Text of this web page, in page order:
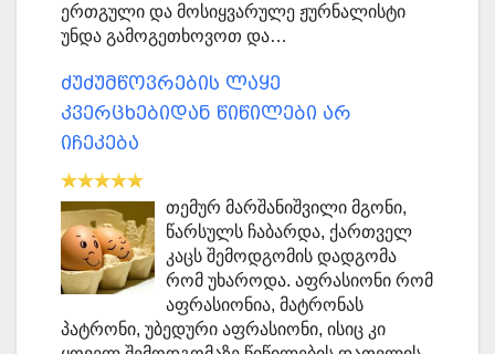
ერთგული და მოსიყვარულე ჟურნალისტი
უნდა გამოგეთხოვოთ და…
ძუძუმწოვრების ლაყე
კვერცხებიდან წიწილები არ
იჩეკება
თემურ მარშანიშვილი მგონი,
წარსულს ჩაბარდა, ქართველ
კაცს შემოდგომის დადგომა
რომ უხაროდა. აფრასიონი რომ
აფრასიონია, მატრონას
პატრონი, უბედური აფრასიონი, ისიც კი